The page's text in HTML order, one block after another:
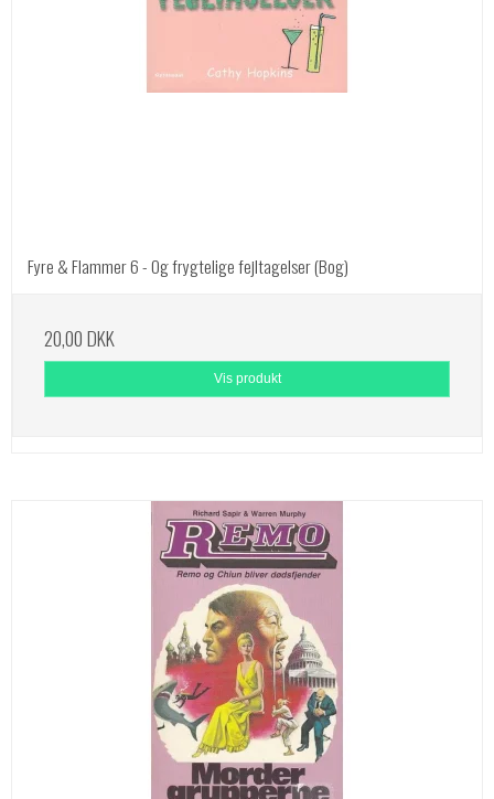
Fyre & Flammer 6 - Og frygtelige fejltagelser (Bog)
20,00 DKK
Vis produkt